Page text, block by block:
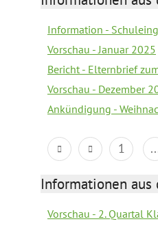
Information -
Vorschau - Januar 2025
Bericht - Elternbrief
Vorschau - Dezember
Ankündigung -
1
Informationen aus
Vorschau - 2. Quartal